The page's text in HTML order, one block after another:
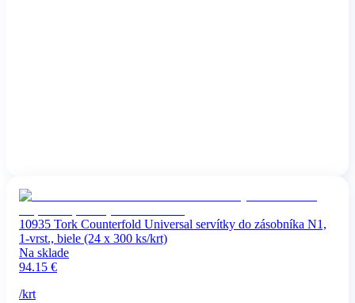
10935 Tork Counterfold Universal servítky do zásobníka N1,
1-vrst., biele (24 x 300 ks/krt)
Na sklade
94.15 €
/krt